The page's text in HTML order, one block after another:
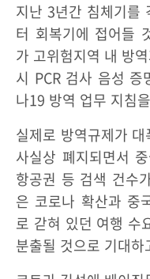
지난 3년간 침체기를
터 회복기에 접어들
가 고위험지역 내 방
시 PCR 검사 음성 증
나19 방역 업무 지침
실제로 방역규제가
사실상 폐지되면서
항공권 등 검색 건수
은 코로나 확산과 중
로 갇혀 있던 여행 수
분출될 것으로 기대하